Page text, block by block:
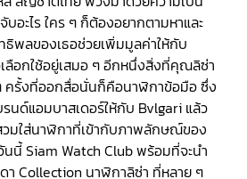
อะไร ใคร ๆ ก็ต้องอยากตามหาและ
พลของเธอช่วยเพิ่มมูลค่าให้กับ
ลือกใช้อยู่เสมอ ๆ อีกหนึ่งสิ่งที่คุณลิซ่า
รั้งที่ออกสื่อนั่นก็คือนาฬิกาข้อมือ ซึ่ง
นด์แอมบาสเดอร์ให้กับ Bvlgari แล้ว
มใส่นาฬิกาที่เข้ากับภาพลักษณ์ของ
นนี้ Siam Watch Club พร้อมที่จะนำ
า Collection นาฬิกาลิซ่า ที่หลาย ๆ